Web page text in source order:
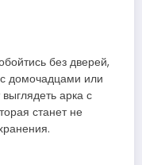
без дверей,
домочадцами или
арка с
станет не